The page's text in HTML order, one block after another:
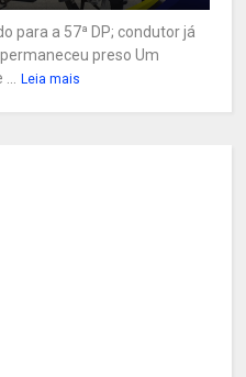
para a 57ª DP; condutor já
preso Um
Leia mais